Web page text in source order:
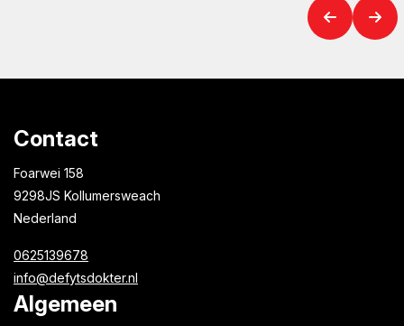
Contact
Foarwei 158
9298JS Kollumersweach
Nederland
0625139678
info@defytsdokter.nl
Algemeen